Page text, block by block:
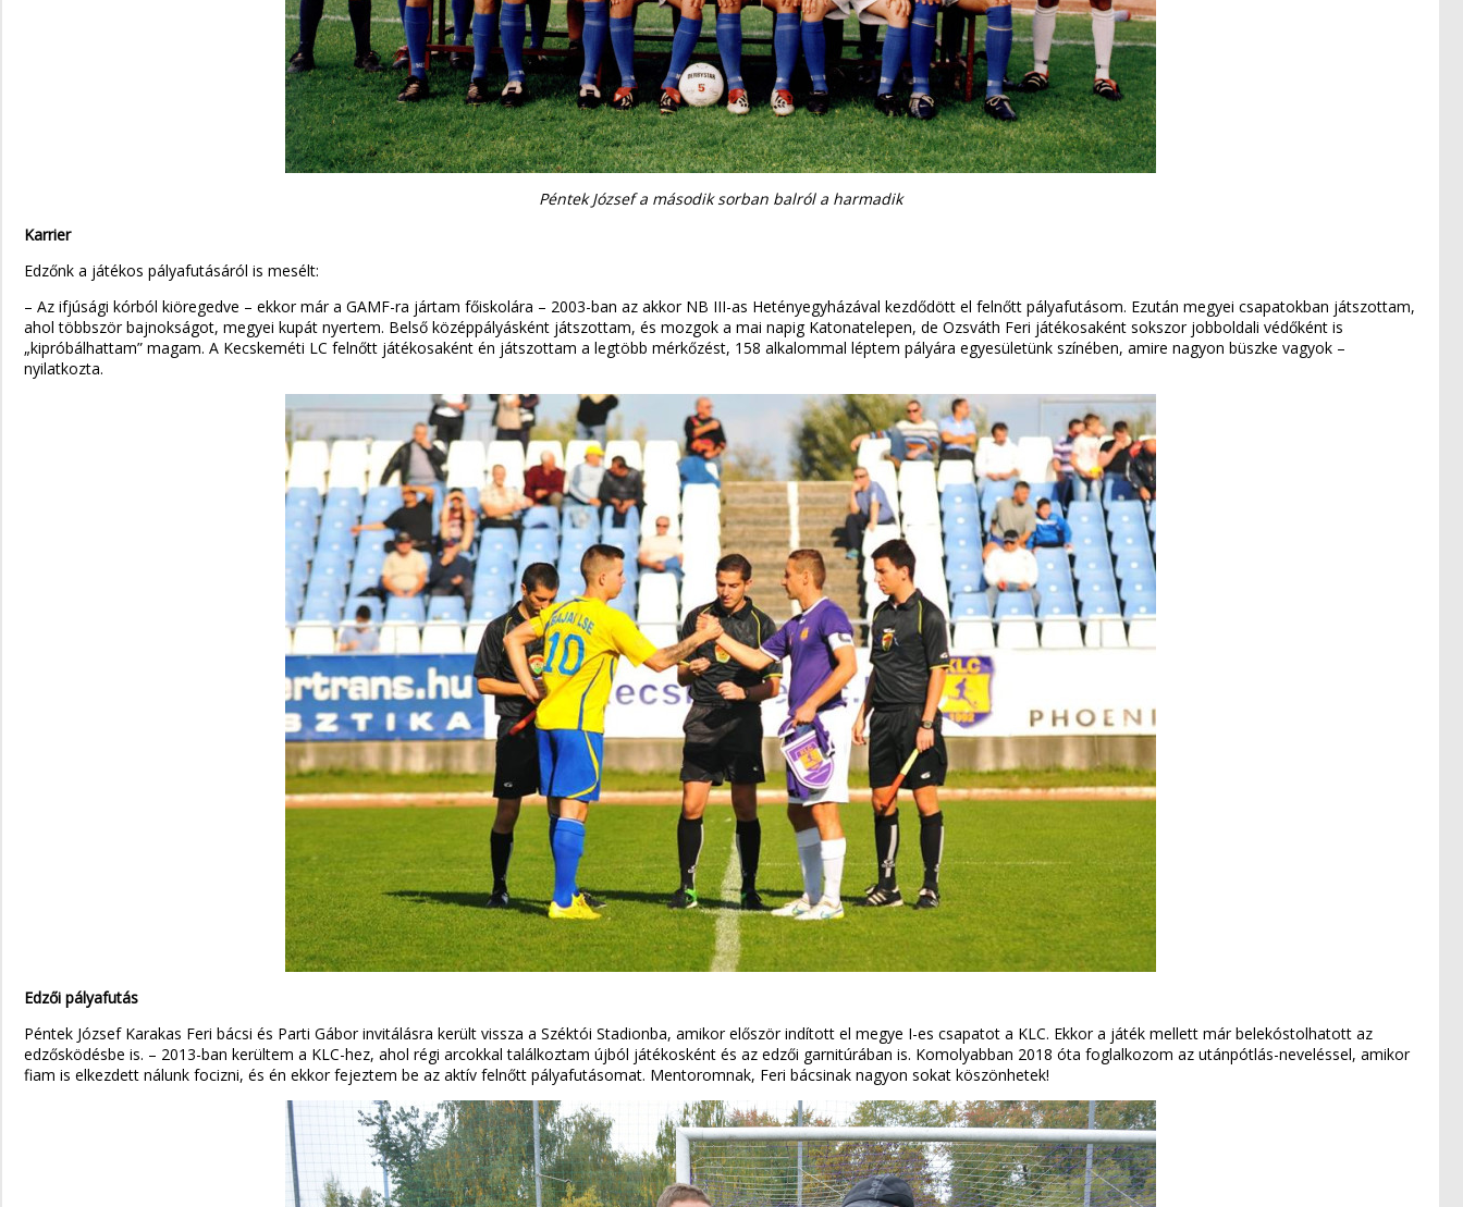
Péntek József a második sorban balról a harmadik
Karrier
Edzőnk a játékos pályafutásáról is mesélt:
– Az ifjúsági kórból kiöregedve – ekkor már a GAMF-ra jártam főiskolára – 2003-ban az akkor NB III-as Hetényegyházával kezdődött el felnőtt pályafutásom. Ezután megyei csapatokban játszottam,
ahol többször bajnokságot, megyei kupát nyertem. Belső középpályásként játszottam, és mozgok a mai napig Katonatelepen, de Ozsváth Feri játékosaként sokszor jobboldali védőként is
„kipróbálhattam” magam. A Kecskeméti LC felnőtt játékosaként én játszottam a legtöbb mérkőzést, 158 alkalommal léptem pályára egyesületünk színében, amire nagyon büszke vagyok –
nyilatkozta.
Edzői pályafutás
Péntek József Karakas Feri bácsi és Parti Gábor invitálásra került vissza a Széktói Stadionba, amikor először indított el megye I-es csapatot a KLC. Ekkor a játék mellett már belekóstolhatott az
edzősködésbe is. – 2013-ban kerültem a KLC-hez, ahol régi arcokkal találkoztam újból játékosként és az edzői garnitúrában is. Komolyabban 2018 óta foglalkozom az utánpótlás-neveléssel, amikor
fiam is elkezdett nálunk focizni, és én ekkor fejeztem be az aktív felnőtt pályafutásomat. Mentoromnak, Feri bácsinak nagyon sokat köszönhetek!